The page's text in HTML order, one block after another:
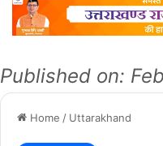
Published on:
Home / Uttarakhand